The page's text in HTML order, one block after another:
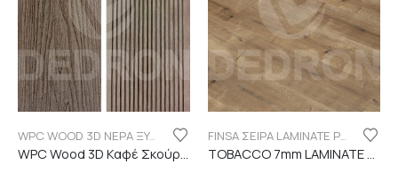
WPC WOOD 3D ΝΕΡΑ ΞΥΛΟΥ FINSA ΣΕΙΡΑ LAMINATE PUREFLOOR 7MM